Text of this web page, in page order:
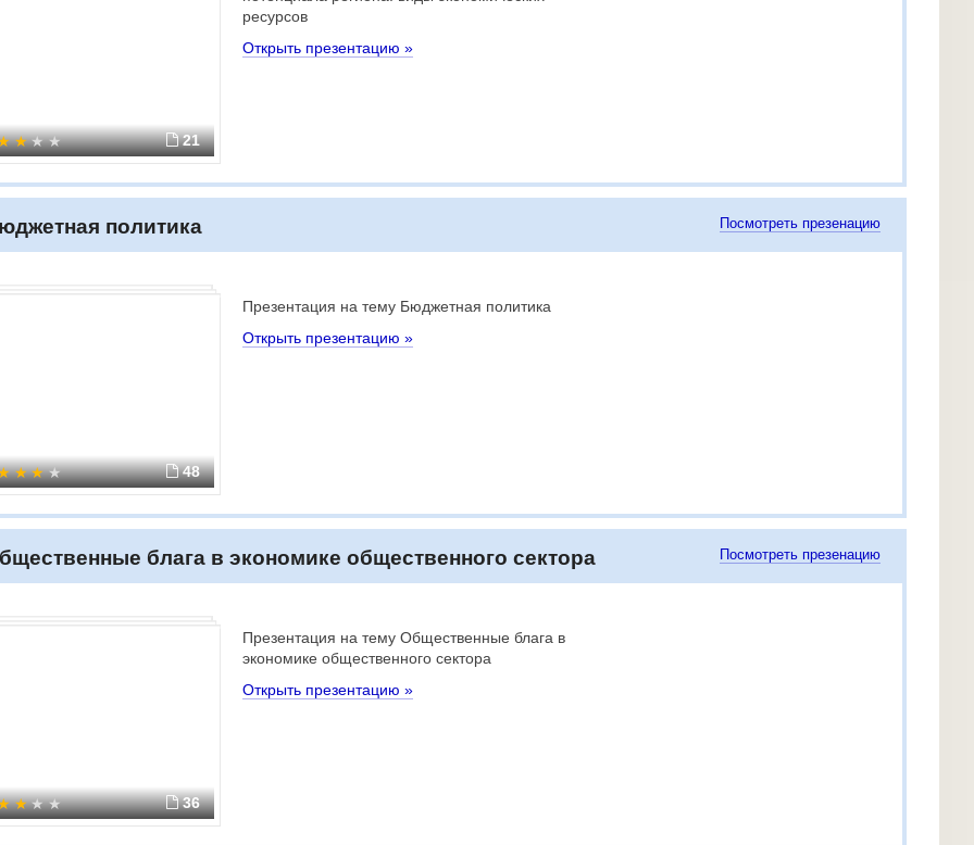
21
ресурсов
Открыть презентацию »
политика Посмотреть презенацию
48
Презентация на тему Бюджетная политика
Открыть презентацию »
блага в экономике общественного сектора Посмотреть презенацию
36
Презентация на тему Общественные блага в
экономике общественного сектора
Открыть презентацию »